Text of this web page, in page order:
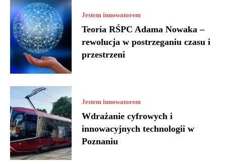
Jestem innowatorem
Teoria RŚPC Adama Nowaka –
rewolucja w postrzeganiu czasu i
przestrzeni
Jestem innowatorem
Wdrażanie cyfrowych i
innowacyjnych technologii w
Poznaniu